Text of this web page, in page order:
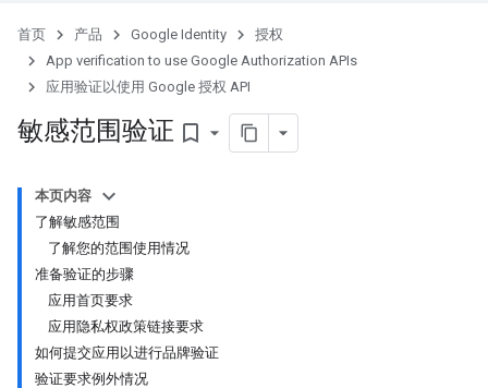
首页 产品 Google Identity
授权
App verification to use Google Authorization APIs
应用验证以使用 Google 授权 API
敏感范围验证 bookmark_border
本页内容
了解敏感范围
了解您的范围使用情况
准备验证的步骤
应用首页要求
应用隐私权政策链接要求
如何提交应用以进行品牌验证
验证要求例外情况